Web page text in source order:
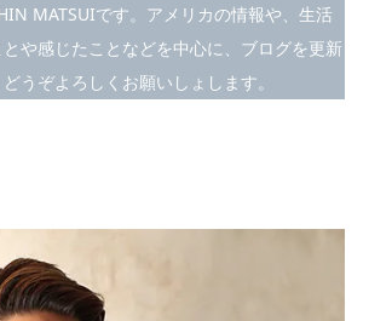
MATSUIです。アメリカの情報や、生活
や感じたことなどを中心に、ブログを更新
うぞよろしくお願いしょします。